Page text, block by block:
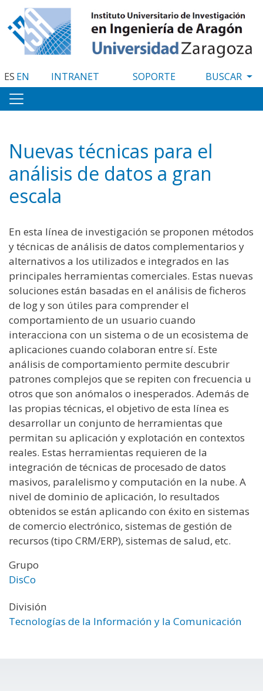
al
contenido
principal
ES EN INTRANET SOPORTE
Nuevas técnicas para el
análisis de datos a gran
escala
En esta línea de investigación se proponen métodos
y técnicas de análisis de datos complementarios y
alternativos a los utilizados e integrados en las
principales herramientas comerciales. Estas nuevas
soluciones están basadas en el análisis de ficheros
de log y son útiles para comprender el
comportamiento de un usuario cuando
interacciona con un sistema o de un ecosistema de
aplicaciones cuando colaboran entre sí. Este
análisis de comportamiento permite descubrir
patrones complejos que se repiten con frecuencia u
otros que son anómalos o inesperados. Además de
las propias técnicas, el objetivo de esta línea es
desarrollar un conjunto de herramientas que
permitan su aplicación y explotación en contextos
reales. Estas herramientas requieren de la
integración de técnicas de procesado de datos
masivos, paralelismo y computación en la nube. A
nivel de dominio de aplicación, lo resultados
obtenidos se están aplicando con éxito en sistemas
de comercio electrónico, sistemas de gestión de
recursos (tipo CRM/ERP), sistemas de salud, etc.
Grupo
DisCo
División
Tecnologías de la Información y la Comunicación